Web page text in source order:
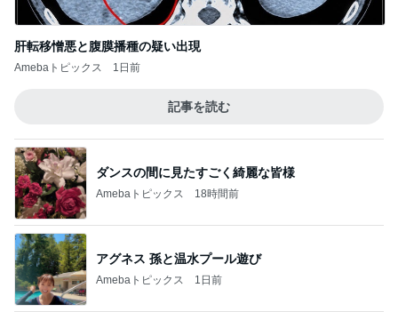
肝転移憎悪と腹膜播種の疑い出現
Amebaトピックス 1日前
記事を読む
ダンスの間に見たすごく綺麗な皆様
Amebaトピックス 18時間前
アグネス 孫と温水プール遊び
Amebaトピックス 1日前